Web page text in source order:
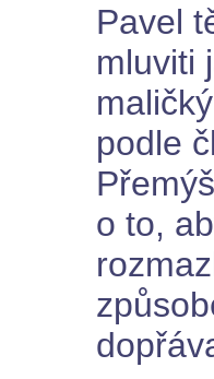
Pavel
mluviti
podle
o to,